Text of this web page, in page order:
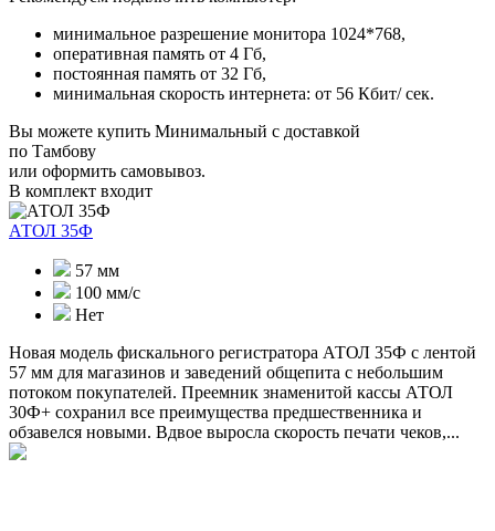
минимальное разрешение монитора 1024*768,
оперативная память от 4 Гб,
постоянная память от 32 Гб,
минимальная скорость интернета: от 56 Кбит/ сек.
Вы можете купить Минимальный с доставкой
по Тамбову
или оформить самовывоз.
В комплект входит
АТОЛ 35Ф
57 мм
100 мм/с
Нет
Новая модель фискального регистратора АТОЛ 35Ф с лентой
57 мм для магазинов и заведений общепита с небольшим
потоком покупателей. Преемник знаменитой кассы АТОЛ
30Ф+ сохранил все преимущества предшественника и
обзавелся новыми. Вдвое выросла скорость печати чеков,...